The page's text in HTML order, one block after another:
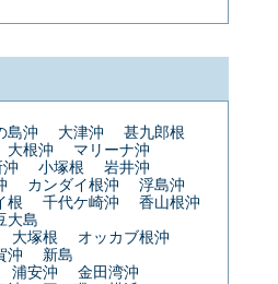
島沖 大津沖
甚九郎根
大根沖
マリーナ沖
小塚根
岩井沖
カンダイ根沖
浮島沖
根 千代ケ崎沖
香山根沖
大島
大塚根
オッカブ根沖
沖
新島
浦安沖
金田湾沖